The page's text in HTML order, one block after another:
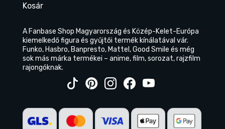
Kosár
A Fanbase Shop Magyarország és Közép-Kelet-Európa
kiemelkedő figura és gyűjtői termék kínálatával vár.
Funko, Hasbro, Banpresto, Mattel, Good Smile és még
sok más márka termékei – anime, film, sorozat, rajzfilm
rajongóknak.